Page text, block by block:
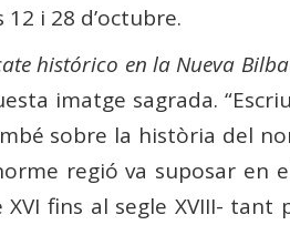
i 28 d’octubre.
histórico en la Nueva
imatge sagrada.
sobre la història del
regió va suposar
XVI fins al segle XVIII-